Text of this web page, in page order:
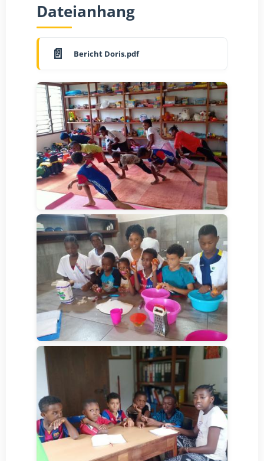
Dateianhang
Bericht Doris.pdf